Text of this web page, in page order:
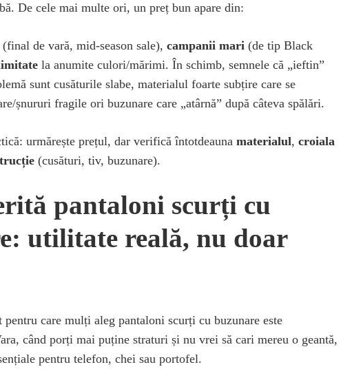
De cele mai multe ori, un preț bun apare din:
(final de vară, mid-season sale), campanii mari (de tip Black
la anumite culori/mărimi. În schimb, semnele că „ieftin”
sunt cusăturile slabe, materialul foarte subțire care se
șnururi fragile ori buzunare care „atârnă” după câteva spălări.
urmărește prețul, dar verifică întotdeauna materialul, croiala
(cusături, tiv, buzunare).
pantaloni scurți cu
utilitate reală, nu doar
care mulți aleg pantaloni scurți cu buzunare este
când porți mai puține straturi și nu vrei să cari mereu o geantă,
pentru telefon, chei sau portofel.